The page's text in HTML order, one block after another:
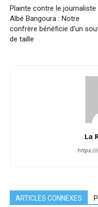
Plainte contre le journaliste
Albé Bangoura : Notre
confrère bénéficie d’un
de taille
La
https://
ARTICLES CONNEXES